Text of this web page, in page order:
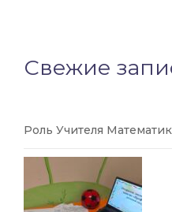
Свежие
Роль Учителя